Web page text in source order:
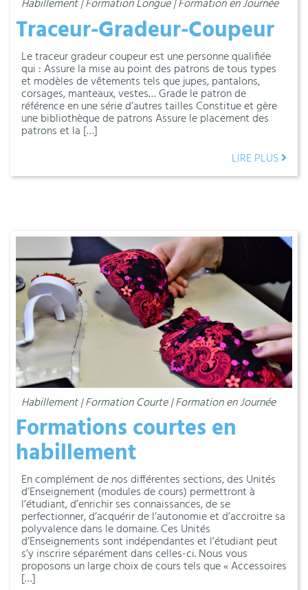
Habillement | Formation Longue | Formation en Journée
Traceur-Gradeur-Coupeur
Le traceur gradeur coupeur est une personne qualifiée
qui : Assure la mise au point des patrons de tous types
et modèles de vêtements tels que jupes, pantalons,
corsages, manteaux, vestes… Grade le patron de
référence en une série d’autres tailles Constitue et gère
une bibliothèque de patrons Assure le placement des
patrons et la […]
LIRE PLUS
Habillement | Formation Courte | Formation en Journée
Formations courtes en
habillement
En complément de nos différentes sections, des Unités
d’Enseignement (modules de cours) permettront à
l’étudiant, d’enrichir ses connaissances, de se
perfectionner, d’acquérir de l’autonomie et d’accroitre sa
polyvalence dans le domaine. Ces Unités
d’Enseignements sont indépendantes et l’étudiant peut
s’y inscrire séparément dans celles-ci. Nous vous
proposons un large choix de cours tels que « Accessoires
[…]